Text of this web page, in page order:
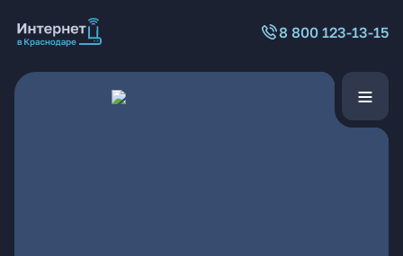
8 800 123-13-15